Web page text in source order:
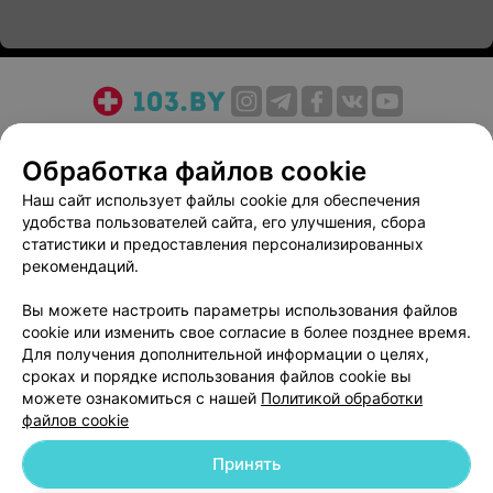
Медицинский маркетинг
Публичный договор
Пользовательское соглашение
Способы оплаты
Вакансии
Партнеры
Написать руководителю 103.by
Персональные настройки cookie
Обработка персональных данных
Обработка файлов cookie
Наш сайт использует файлы cookie для обеспечения
удобства пользователей сайта, его улучшения, сбора
статистики и предоставления персонализированных
рекомендаций.
Вы можете настроить параметры использования файлов
cookie или изменить свое согласие в более позднее время.
Для получения дополнительной информации о целях,
сроках и порядке использования файлов cookie вы
можете ознакомиться с нашей Политикой обработки
файлов cookie
Принять